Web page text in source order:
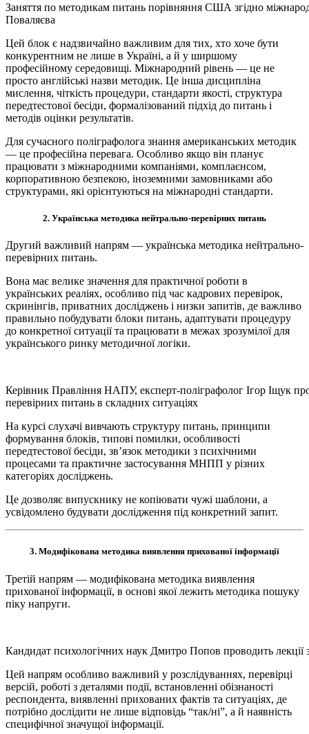
Заняття по методикам питань порівняння США згідно
Поваляєва
Цей блок є надзвичайно важливим для тих, хто хоче бути
конкурентним не лише в Україні, а й у ширшому
професійному середовищі. Міжнародний рівень — це не
просто англійські назви методик. Це інша дисципліна
мислення, чіткість процедури, стандарти якості, структура
передтестової бесіди, формалізований підхід до питань і
методів оцінки результатів.
Для сучасного поліграфолога знання американських методик
— це професійна перевага. Особливо якщо він планує
працювати з міжнародними компаніями, комплаєнсом,
корпоративною безпекою, іноземними замовниками або
структурами, які орієнтуються на міжнародні стандарти.
2. Українська методика нейтрально-перевірних питань
Другий важливий напрям — українська методика нейтрально-
перевірних питань.
Вона має велике значення для практичної роботи в
українських реаліях, особливо під час кадрових перевірок,
скринінгів, приватних досліджень і низки запитів, де важливо
правильно побудувати блоки питань, адаптувати процедуру
до конкретної ситуації та працювати в межах зрозумілої для
українського ринку методичної логіки.
Керівник Правління НАПУ, експерт-поліграфолог Ігор Іщук
перевірних питань в складних ситуаціях
На курсі слухачі вивчають структуру питань, принципи
формування блоків, типові помилки, особливості
передтестової бесіди, зв’язок методики з психічними
процесами та практичне застосування МНПП у різних
категоріях досліджень.
Це дозволяє випускнику не копіювати чужі шаблони, а
усвідомлено будувати дослідження під конкретний запит.
3. Модифікована методика виявлення прихованої інформації
Третій напрям — модифікована методика виявлення
прихованої інформації, в основі якої лежить методика пошуку
піку напруги.
Кандидат психологічних наук Дмитро Попов проводить лекції
Цей напрям особливо важливий у розслідуваннях, перевірці
версій, роботі з деталями події, встановленні обізнаності
респондента, виявленні прихованих фактів та ситуаціях, де
потрібно дослідити не лише відповідь “так/ні”, а й наявність
специфічної значущої інформації.